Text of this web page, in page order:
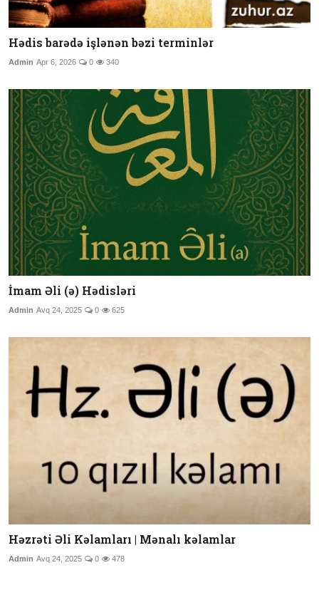
Hədis barədə işlənən bəzi terminlər
Admin Apr 6, 2026 0 340
İmam Əli (ə) Hədisləri
Admin Avq 24, 2025 0 625
Həzrəti Əli Kəlamları | Mənalı kəlamlar
Admin Avq 24, 2025 0 478